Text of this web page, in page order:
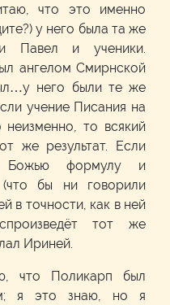
что это именно
у него была та же
Павел и ученики.
ангелом Смирнской
него были те же
учение Писания на
то всякий
же результат. Если
Божью формулу и
(что бы ни говорили
в точности, как в ней
тот же
Ириней.
что Поликарп был
я это знаю, но я